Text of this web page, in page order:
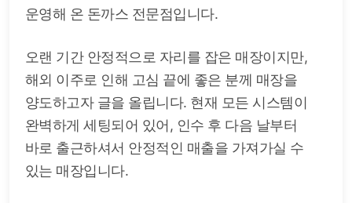
운영해 온 돈까스 전문점입니다.
오랜 기간 안정적으로 자리를 잡은 매장이지만,
해외 이주로 인해 고심 끝에 좋은 분께 매장을
양도하고자 글을 올립니다. 현재 모든 시스템이
완벽하게 세팅되어 있어, 인수 후 다음 날부터
바로 출근하셔서 안정적인 매출을 가져가실 수
있는 매장입니다.